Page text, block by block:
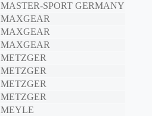
MASTER-SPORT GERMANY
MAXGEAR
MAXGEAR
MAXGEAR
METZGER
METZGER
METZGER
METZGER
MEYLE